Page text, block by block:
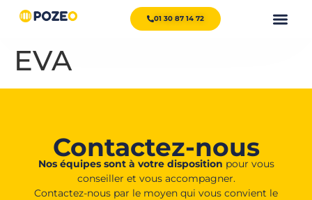
01 30 87 14 72
EVA
Contactez-nous
Nos équipes sont à votre disposition pour vous
conseiller et vous accompagner.
Contactez-nous par le moyen qui vous convient le